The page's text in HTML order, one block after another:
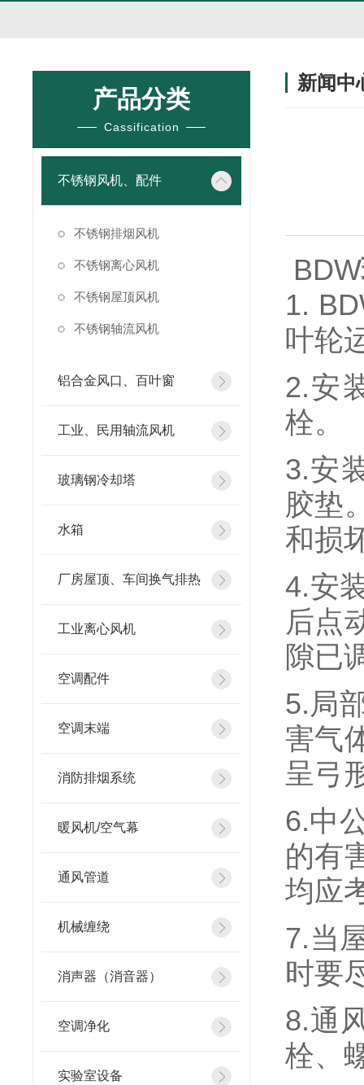
产品分类
Cassification
不锈钢风机、配件
不锈钢排烟风机
不锈钢离心风机
不锈钢屋顶风机
不锈钢轴流风机
铝合金风口、百叶窗
工业、民用轴流风机
玻璃钢冷却塔
水箱
厂房屋顶、车间换气排热
工业离心风机
空调配件
空调末端
消防排烟系统
暖风机/空气幕
通风管道
机械缠绕
消声器（消音器）
空调净化
实验室设备
新闻中
BDW
1.
叶轮
2.安
栓。
3.安
胶垫
和损
4.安
后点
隙已
5.局
害气
呈弓
6.中
的有
均应
7.当
时要
8.通
栓、